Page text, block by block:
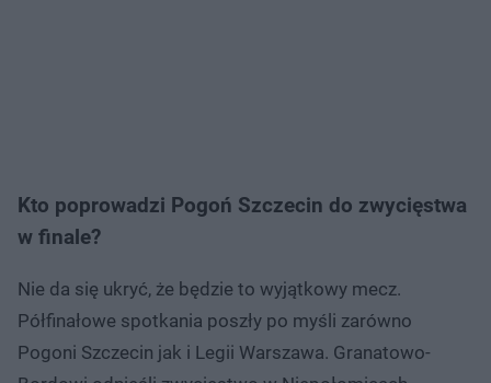
Kto poprowadzi Pogoń Szczecin do zwycięstwa
w finale?
Nie da się ukryć, że będzie to wyjątkowy mecz.
Półfinałowe spotkania poszły po myśli zarówno
Pogoni Szczecin jak i Legii Warszawa. Granatowo-